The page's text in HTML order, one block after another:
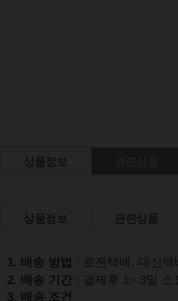
상품정보
상품정보 관련상품
1. 배송 방법 : 로젠택배, 대신
2. 배송 기간 : 결제후 1~ 3일
3. 배송 조건